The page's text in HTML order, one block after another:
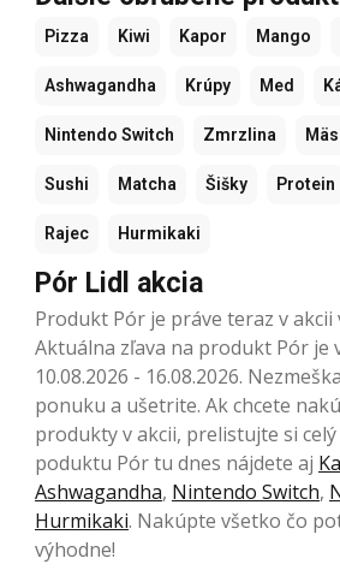
Pizza Kiwi Kapor Mango
Ashwagandha Krúpy Med
Nintendo Switch Zmrzlina
Sushi Matcha Šišky Protein
Rajec Hurmikaki
Pór Lidl akcia
Produkt Pór je práve teraz v akcii
Aktuálna zľava na produkt Pór je
10.08.2026 - 16.08.2026.
ponuku a ušetrite. Ak chcete
produkty v akcii, prelistujte si
poduktu Pór tu dnes nájdete aj
Ashwagandha, Nintendo Switch,
Hurmikaki. Nakúpte všetko čo
výhodne!